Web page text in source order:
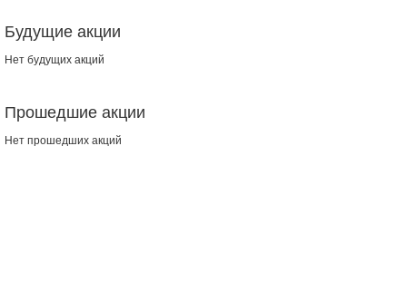
Будущие акции
Нет будущих акций
Прошедшие акции
Нет прошедших акций